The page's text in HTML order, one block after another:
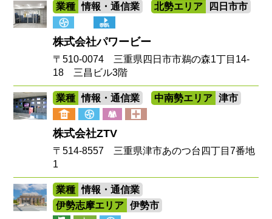
業種 情報・通信業 北勢エリア 四日市市
株式会社パワービー
〒510-0074 三重県四日市市鵜の森1丁目14-
18 三昌ビル3階
業種 情報・通信業 中南勢エリア 津市
株式会社ZTV
〒514-8557 三重県津市あのつ台四丁目7番地
1
業種
情報・通信業
伊勢志摩エリア
伊勢市